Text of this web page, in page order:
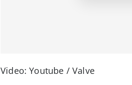
Video: Youtube / Valve